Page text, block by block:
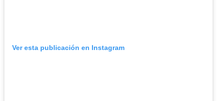
Ver esta publicación en Instagram